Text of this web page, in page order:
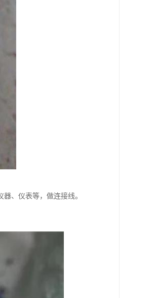
、仪表等，做连接线。